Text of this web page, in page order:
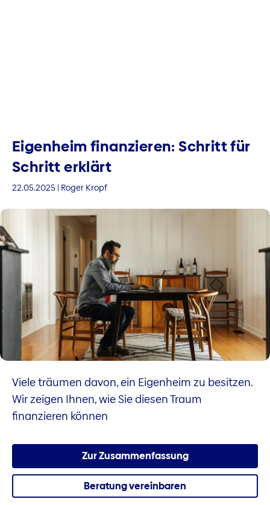
Eigenheim finanzieren: Schritt für
Schritt erklärt
22.05.2025 | Roger Kropf
Viele träumen davon, ein Eigenheim zu besitzen.
Wir zeigen Ihnen, wie Sie diesen Traum
finanzieren können
Zur Zusammenfassung
Beratung vereinbaren